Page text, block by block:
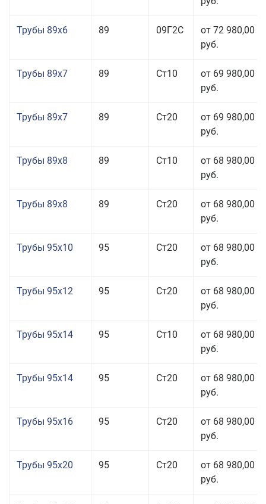
Трубы 89x6 89 09Г2С
от 72 980,00
руб.
Трубы 89x7 89 Ст10
от 69 980,00
руб.
Трубы 89x7 89 Ст20
от 69 980,00
руб.
Трубы 89x8 89 Ст10
от 68 980,00
руб.
Трубы 89x8 89 Ст20
от 68 980,00
руб.
Трубы 95x10 95 Ст20
от 68 980,00
руб.
Трубы 95x12 95 Ст20
от 68 980,00
руб.
Трубы 95x14 95 Ст10
от 68 980,00
руб.
Трубы 95x14 95 Ст20
от 68 980,00
руб.
Трубы 95x16 95 Ст20
от 68 980,00
руб.
Трубы 95x20 95 Ст20
от 68 980,00
руб.